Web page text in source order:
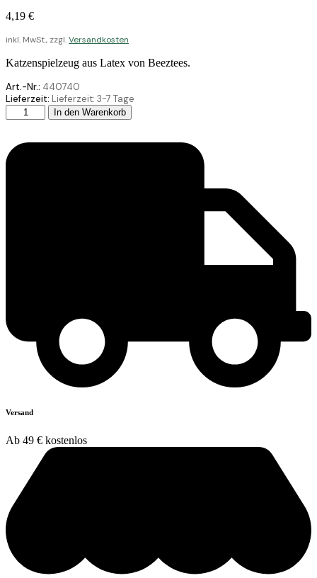
4,19 €
inkl. MwSt., zzgl.Versandkosten
Katzenspielzeug aus Latex von Beeztees.
Art.-Nr.: 440740
Lieferzeit: Lieferzeit: 3-7 Tage
Beeztees
Filz
Dschungelblatt
Grün
In den Warenkorb
Versand
Ab 49 € kostenlos